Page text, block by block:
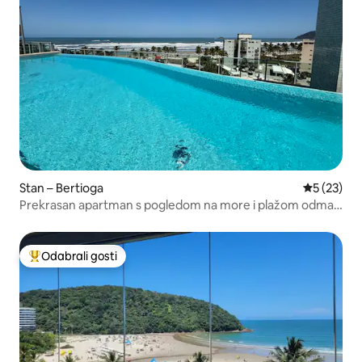
Stan – Bertioga Prosječna
5 (23)
Prekrasan apartman s pogledom na more i plažom odmah
Među najviše rangiranima s oznakom „Odabrali gosti”
Odabrali gosti